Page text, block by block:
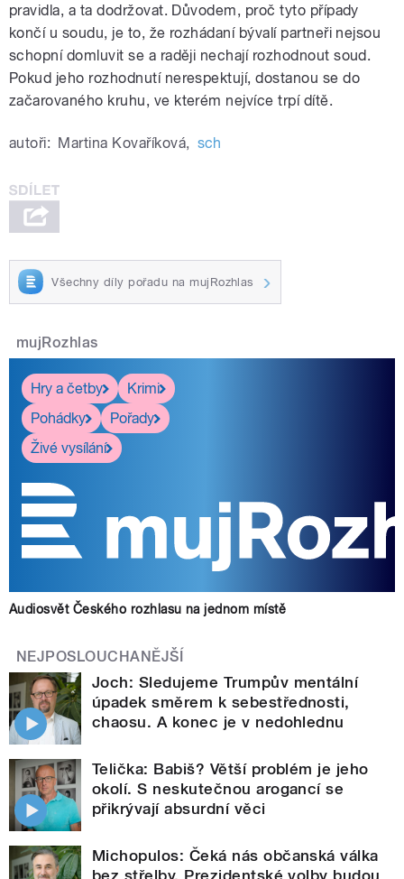
pravidla, a ta dodržovat. Důvodem, proč tyto případy
končí u soudu, je to, že rozhádaní bývalí partneři nejsou
schopní domluvit se a raději nechají rozhodnout soud.
Pokud jeho rozhodnutí nerespektují, dostanou se do
začarovaného kruhu, ve kterém nejvíce trpí dítě.
autoři: Martina Kovaříková, sch
Všechny díly pořadu na mujRozhlas
mujRozhlas
Hry a četby
Krimi
Pohádky
Pořady
Živé vysílání
Audiosvět Českého rozhlasu na jednom místě
NEJPOSLOUCHANĚJŠÍ
Joch: Sledujeme Trumpův mentální
úpadek směrem k sebestřednosti,
chaosu. A konec je v nedohlednu
Telička: Babiš? Větší problém je jeho
okolí. S neskutečnou arogancí se
přikrývají absurdní věci
Michopulos: Čeká nás občanská válka